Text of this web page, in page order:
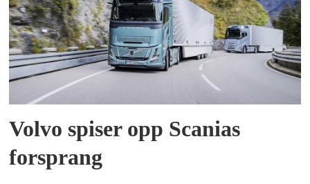
Volvo spiser opp Scanias
forsprang